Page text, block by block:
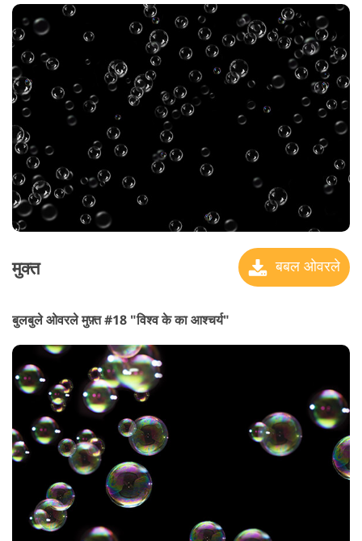
मुक्त बबल ओवरले
बुलबुले ओवरले मुफ़्त #18 "विश्व के का आश्चर्य"